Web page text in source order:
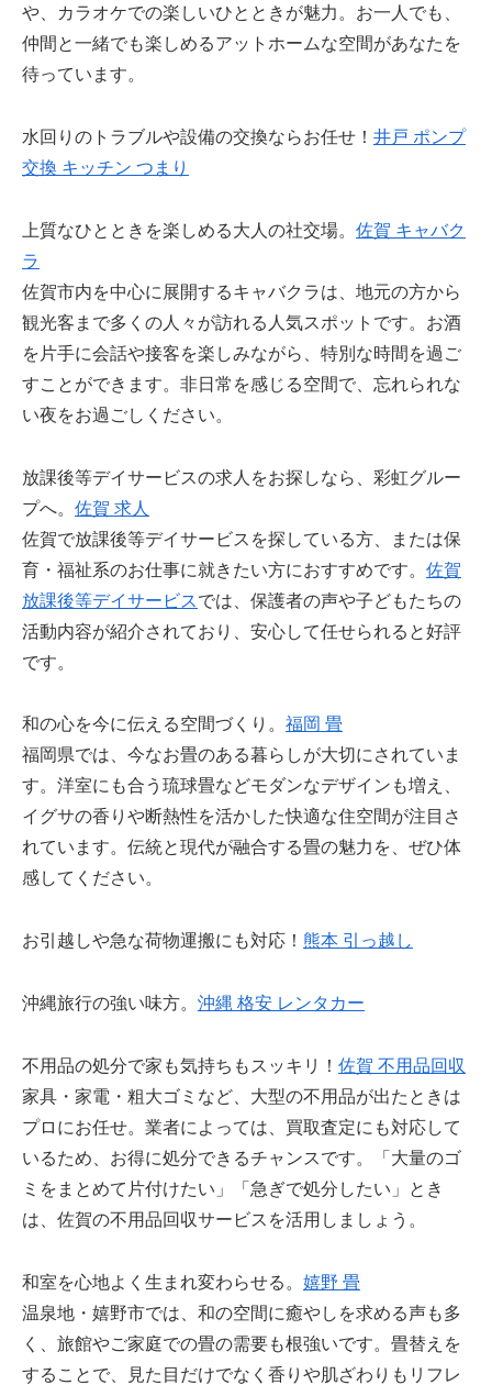
や、カラオケでの楽しいひとときが魅力。お一人でも、
仲間と一緒でも楽しめるアットホームな空間があなたを
待っています。
水回りのトラブルや設備の交換ならお任せ！ 井戸 ポンプ
交換 キッチン つまり
上質なひとときを楽しめる大人の社交場。 佐賀 キャバク
ラ
佐賀市内を中心に展開するキャバクラは、地元の方から
観光客まで多くの人々が訪れる人気スポットです。お酒
を片手に会話や接客を楽しみながら、特別な時間を過ご
すことができます。非日常を感じる空間で、忘れられな
い夜をお過ごしください。
放課後等デイサービスの求人をお探しなら、彩虹グルー
プへ。 佐賀 求人
佐賀で放課後等デイサービスを探している方、または保
育・福祉系のお仕事に就きたい方におすすめです。 佐賀
放課後等デイサービスでは、保護者の声や子どもたちの
活動内容が紹介されており、安心して任せられると好評
です。
和の心を今に伝える空間づくり。 福岡 畳
福岡県では、今なお畳のある暮らしが大切にされていま
す。洋室にも合う琉球畳などモダンなデザインも増え、
イグサの香りや断熱性を活かした快適な住空間が注目さ
れています。伝統と現代が融合する畳の魅力を、ぜひ体
感してください。
お引越しや急な荷物運搬にも対応！ 熊本 引っ越し
沖縄旅行の強い味方。 沖縄 格安 レンタカー
不用品の処分で家も気持ちもスッキリ！ 佐賀 不用品回収
家具・家電・粗大ゴミなど、大型の不用品が出たときは
プロにお任せ。業者によっては、買取査定にも対応して
いるため、お得に処分できるチャンスです。「大量のゴ
ミをまとめて片付けたい」「急ぎで処分したい」とき
は、佐賀の不用品回収サービスを活用しましょう。
和室を心地よく生まれ変わらせる。 嬉野 畳
温泉地・嬉野市では、和の空間に癒やしを求める声も多
く、旅館やご家庭での畳の需要も根強いです。畳替えを
することで、見た目だけでなく香りや肌ざわりもリフレ